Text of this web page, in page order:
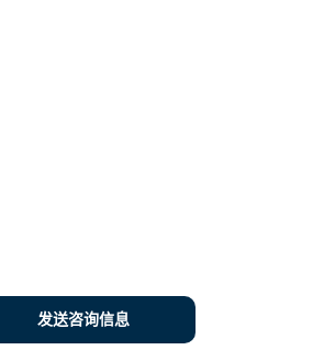
发送咨询信息